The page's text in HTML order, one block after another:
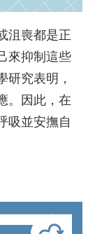
沮喪都是正
來抑制這些
研究表明，
。因此，在
吸並安撫自